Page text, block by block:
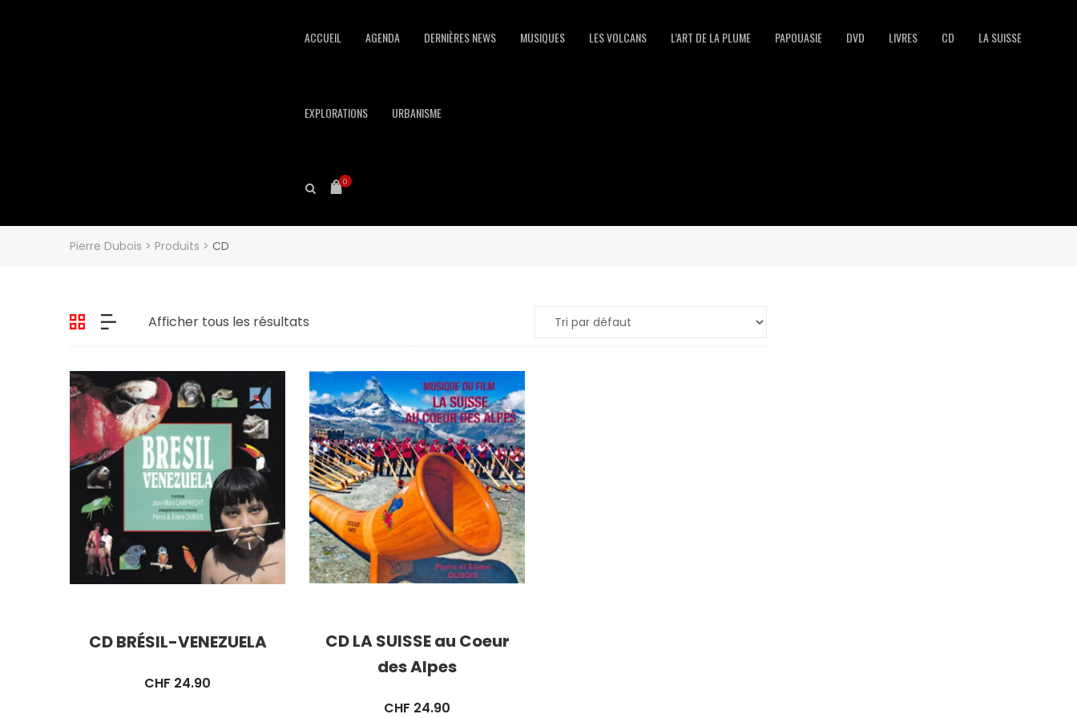
ACCUEIL AGENDA DERNIÈRES NEWS MUSIQUES LES VOLCANS L’ART DE LA PLUME PAPOUASIE DVD LIVRES CD LA SUISSE
EXPLORATIONS URBANISME
0
Pierre Dubois > Produits > CD
Afficher tous les résultats
CD BRÉSIL-VENEZUELA
CHF 24.90
CD LA SUISSE au Coeur
des Alpes
CHF 24.90